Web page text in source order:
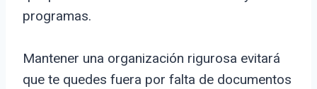
programas.
Mantener una organización rigurosa evitará
que te quedes fuera por falta de documentos